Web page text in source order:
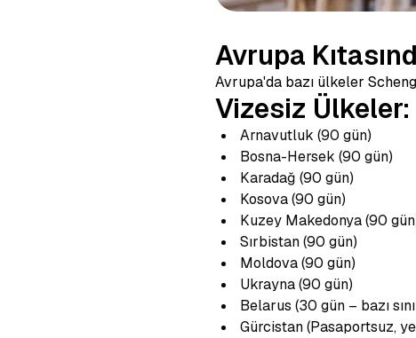
Avrupa
Avrupa'da bazı ülkeler
Vizesiz Ülkeler:
Arnavutluk (90 gün)
Bosna-Hersek (90 gün)
Karadağ (90 gün)
Kosova (90 gün)
Kuzey Makedonya (90
Sırbistan (90 gün)
Moldova (90 gün)
Ukrayna (90 gün)
Belarus (30 gün – bazı
Gürcistan (Pasaportsuz,